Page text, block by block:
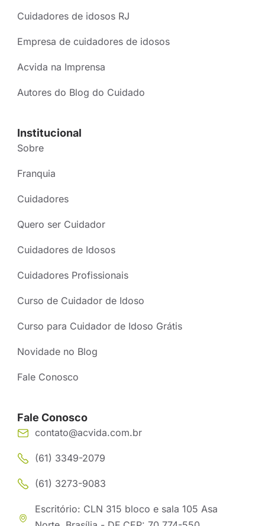
Cuidadores de idosos RJ
Empresa de cuidadores de idosos
Acvida na Imprensa
Autores do Blog do Cuidado
Institucional
Sobre
Franquia
Cuidadores
Quero ser Cuidador
Cuidadores de Idosos
Cuidadores Profissionais
Curso de Cuidador de Idoso
Curso para Cuidador de Idoso Grátis
Novidade no Blog
Fale Conosco
Fale Conosco
contato@acvida.com.br
(61) 3349-2079
(61) 3273-9083
Escritório: CLN 315 bloco e sala 105 Asa